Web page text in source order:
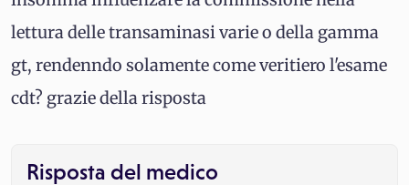
lettura delle transaminasi varie o della gamma
gt, rendenndo solamente come veritiero l'esame
cdt? grazie della risposta
Risposta del medico